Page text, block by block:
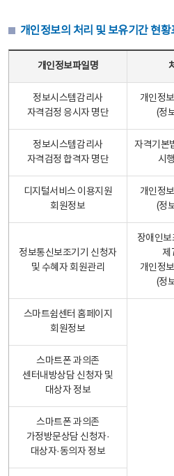
개인정보의 처리 및 보유기간 현황
개인정보파일명
정보시스템감리사
자격검정 응시자 명단
개인정
(정
정보시스템감리사
자격검정 합격자 명단
자격기본
시
디지털서비스 이용지원
회원정보
개인정
(정
정보통신보조기기 신청자
및 수혜자 회원관리
장애인
제
개인정
(정
스마트쉼센터 홈페이지
회원정보
스마트폰 과의존
센터내방상담 신청자 및
대상자 정보
스마트폰 과의존
가정방문상담 신청자·
대상자·동의자 정보